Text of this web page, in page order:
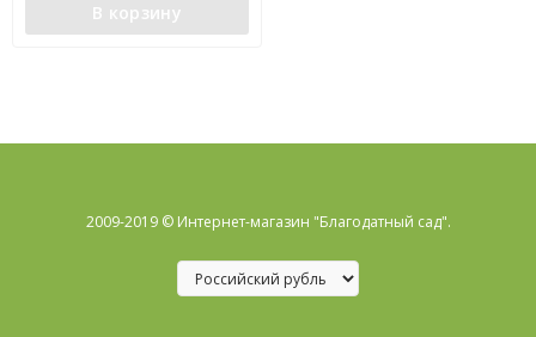
В корзину
2009-2019 © Интернет-магазин "Благодатный сад".